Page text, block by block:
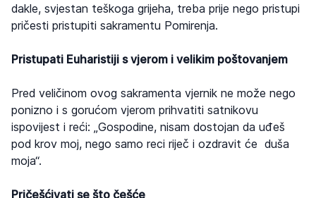
dakle, svjestan teškoga grijeha, treba prije nego pristupi
pričesti pristupiti sakramentu Pomirenja.
Pristupati Euharistiji s vjerom i velikim poštovanjem
Pred veličinom ovog sakramenta vjernik ne može nego
ponizno i s gorućom vjerom prihvatiti satnikovu
ispovijest i reći: „Gospodine, nisam dostojan da uđeš
pod krov moj, nego samo reci riječ i ozdravit će duša
moja“.
Pričešćivati se što češće